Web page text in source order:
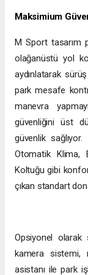
Maksimium
M Sport tasarım
olağanüstü yol
aydınlatarak
park mesafe
manevra
güvenliğini üst
güvenlik
Otomatik Klima,
Koltuğu gibi
çıkan standart
Opsiyonel olarak
kamera sistemi,
asistanı ile park